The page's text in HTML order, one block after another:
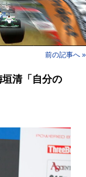
前の記事へ »
清「自分の